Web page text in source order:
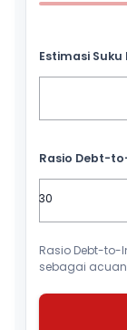
Estimasi Suku
Rasio Debt-
Rasio Debt-to-
sebagai